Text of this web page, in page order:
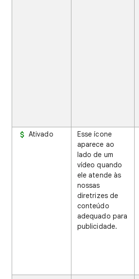
Ativado
Esse ícone
aparece ao
lado de um
vídeo quando
ele atende às
nossas
diretrizes de
conteúdo
adequado para
publicidade.